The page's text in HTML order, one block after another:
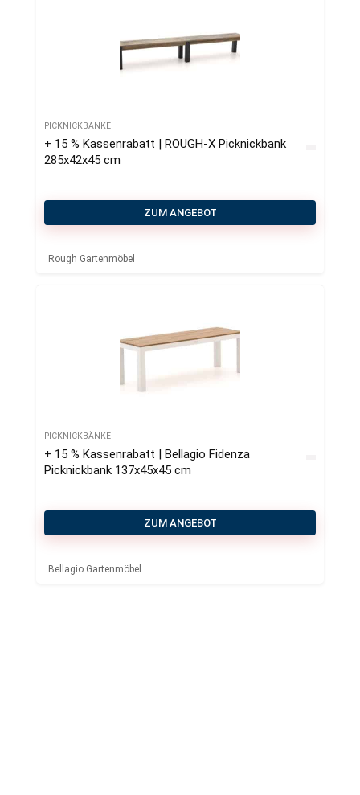
PICKNICKBÄNKE
+ 15 % Kassenrabatt | ROUGH-X Picknickbank
285x42x45 cm
ZUM ANGEBOT
Rough Gartenmöbel
PICKNICKBÄNKE
+ 15 % Kassenrabatt | Bellagio Fidenza
Picknickbank 137x45x45 cm
ZUM ANGEBOT
Bellagio Gartenmöbel